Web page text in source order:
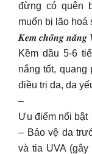
đừng có quên
muốn bị lão hoá
𝑲𝒆𝒎 𝒄𝒉𝒐̂́𝒏𝒈 𝒏𝒂̆́𝒏𝒈
Kềm dầu 5-6
nắng tốt, quang
điều trị da, da
–
Ưu điểm nổi bật
– Bảo vệ da
và tia UVA